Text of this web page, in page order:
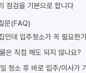
점검을 기본으로 합니다
문(FAQ)
인데 입주청소가 꼭 필요한
은 직접 해도 되지 않나요?
청소 후 바로 입주/이사가